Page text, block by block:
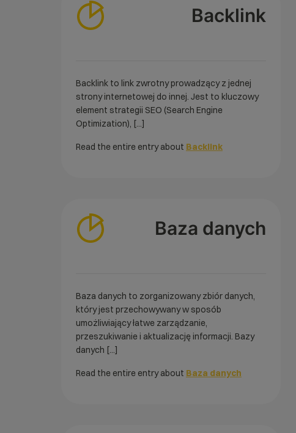
Backlink
Backlink to link zwrotny prowadzący z jednej
strony internetowej do innej. Jest to kluczowy
element strategii SEO (Search Engine
Optimization), [...]
Read the entire entry about Backlink
Baza danych
Baza danych to zorganizowany zbiór danych,
który jest przechowywany w sposób
umożliwiający łatwe zarządzanie,
przeszukiwanie i aktualizację informacji. Bazy
danych [...]
Read the entire entry about Baza danych